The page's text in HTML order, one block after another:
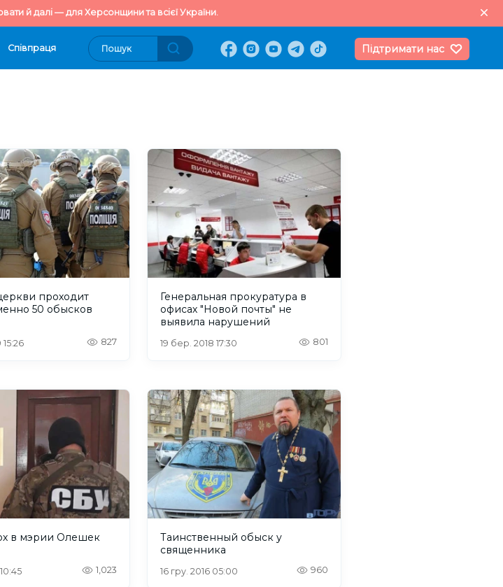
й далі — для Херсонщини та всієї України.
Cпівпраця Підтримати нас
проходит
50 обысков
15:26 827
Генеральная прокуратура в
офисах "Новой почты" не
выявила нарушений
19 бер. 2018 17:30 801
в мэрии Олешек
1,023
Таинственный обыск у
священника
16 гру. 2016 05:00 960